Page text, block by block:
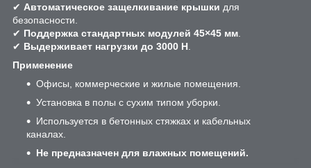
✔ Автоматическое защелкивание крышки для
безопасности.
✔ Поддержка стандартных модулей 45×45 мм
✔ Выдерживает нагрузки до 3000 Н
Применение
Офисы, коммерческие и жилые помещения.
Установка в полы с сухим типом уборки.
Используется в бетонных стяжках и кабельных
каналах.
Не предназначен для влажных помещений.